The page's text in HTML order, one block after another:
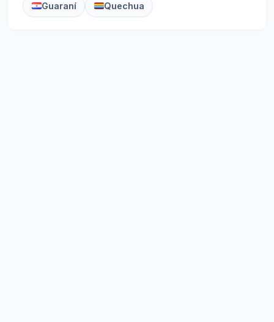
Guaraní Quechua